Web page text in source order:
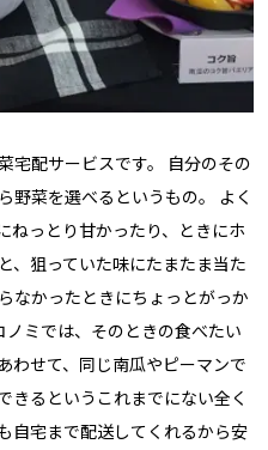
宅配サービスです。 自分のその
野菜を選べるというもの。 よく
ねっとり甘かったり、ときにホ
、狙っていた味にたまたま当た
なかったときにちょっとがっか
ミでは、そのときの食べたい
わせて、同じ南瓜やピーマンで
きるというこれまでにない全く
自宅まで配送してくれるから安